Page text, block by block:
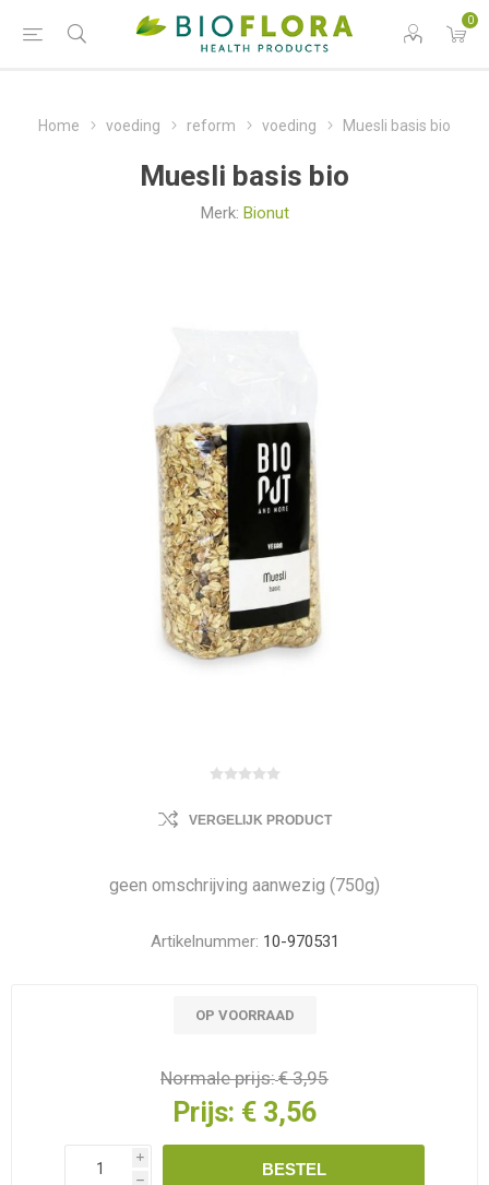
0
Home voeding reform voeding Muesli basis bio
Muesli basis bio
Merk: Bionut
VERGELIJK PRODUCT
geen omschrijving aanwezig (750g)
Artikelnummer: 10-970531
OP VOORRAAD
Normale prijs:€ 3,95
Prijs: € 3,56
i
h
BESTEL